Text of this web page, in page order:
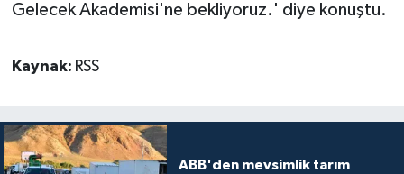
Gelecek Akademisi'ne bekliyoruz.' diye konuştu.
Kaynak: RSS
ABB'den mevsimlik tarım